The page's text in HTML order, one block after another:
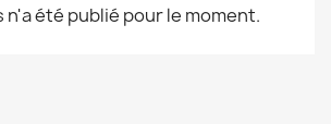
n'a été publié pour le moment.